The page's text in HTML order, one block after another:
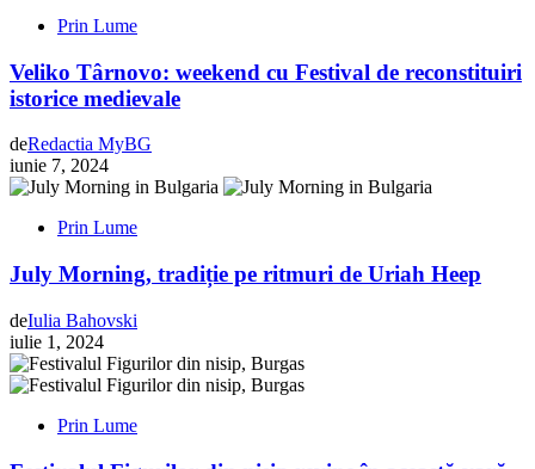
Prin Lume
Veliko Târnovo: weekend cu Festival de reconstituiri
istorice medievale
deRedactia MyBG
iunie 7, 2024
Prin Lume
July Morning, tradiție pe ritmuri de Uriah Heep
deIulia Bahovski
iulie 1, 2024
Prin Lume